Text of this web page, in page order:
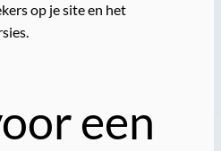
op je site en het
een